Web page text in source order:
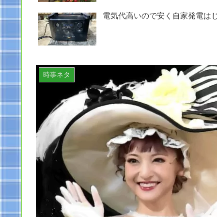
電気代高いので安く自家発電は
時事ネタ